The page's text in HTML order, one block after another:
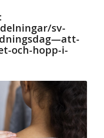
sv-
och-hopp-i-